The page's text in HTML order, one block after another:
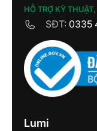
HỖ TRỢ KỸ
SĐT: 0335
Lumi